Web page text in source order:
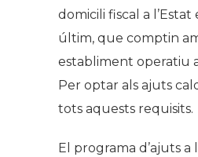
domicili fiscal a l’Estat
últim, que comptin
establiment operatiu
Per optar als ajuts
tots aquests requisits.
El programa d’ajuts a